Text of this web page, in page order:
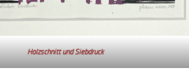
Holzschnitt und Siebdruck